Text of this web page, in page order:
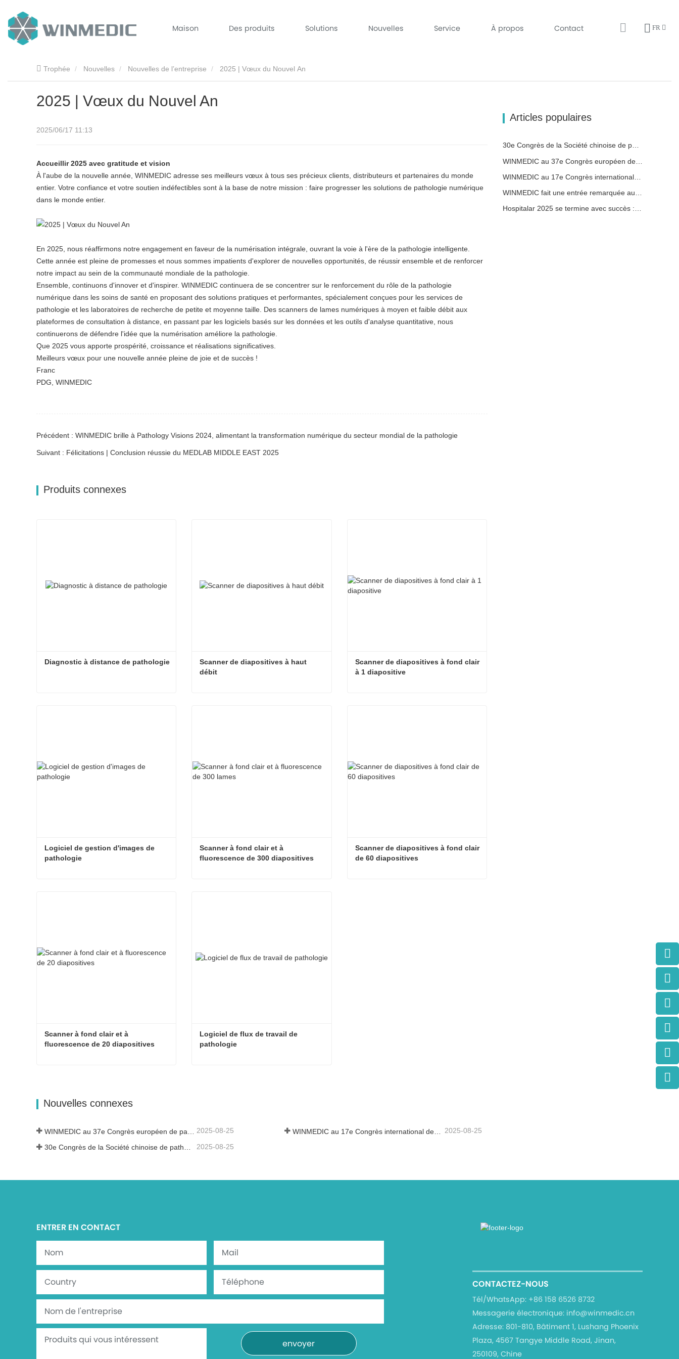
Maison Des produits Solutions Nouvelles Service À propos Contact FR
Trophée Nouvelles Nouvelles de l’entreprise 2025 | Vœux du Nouvel An
2025 | Vœux du Nouvel An
2025/06/17 11:13
Accueillir 2025 avec gratitude et vision
À l'aube de la nouvelle année, WINMEDIC adresse ses meilleurs vœux à tous ses précieux clients, distributeurs et partenaires du monde
entier. Votre confiance et votre soutien indéfectibles sont à la base de notre mission : faire progresser les solutions de pathologie numérique
dans le monde entier.
En 2025, nous réaffirmons notre engagement en faveur de la numérisation intégrale, ouvrant la voie à l'ère de la pathologie intelligente.
Cette année est pleine de promesses et nous sommes impatients d'explorer de nouvelles opportunités, de réussir ensemble et de renforcer
notre impact au sein de la communauté mondiale de la pathologie.
Ensemble, continuons d'innover et d'inspirer. WINMEDIC continuera de se concentrer sur le renforcement du rôle de la pathologie
numérique dans les soins de santé en proposant des solutions pratiques et performantes, spécialement conçues pour les services de
pathologie et les laboratoires de recherche de petite et moyenne taille. Des scanners de lames numériques à moyen et faible débit aux
plateformes de consultation à distance, en passant par les logiciels basés sur les données et les outils d'analyse quantitative, nous
continuerons de défendre l'idée que la numérisation améliore la pathologie.
Que 2025 vous apporte prospérité, croissance et réalisations significatives.
Meilleurs vœux pour une nouvelle année pleine de joie et de succès !
Franc
PDG, WINMEDIC
Précédent : WINMEDIC brille à Pathology Visions 2024, alimentant la transformation numérique du secteur mondial de la pathologie
Suivant : Félicitations | Conclusion réussie du MEDLAB MIDDLE EAST 2025
Produits connexes
Diagnostic à distance de pathologie
Scanner de diapositives à haut
débit
Scanner de diapositives à fond clair
à 1 diapositive
Logiciel de gestion d'images de
pathologie
Scanner à fond clair et à
fluorescence de 300 diapositives
Scanner de diapositives à fond clair
de 60 diapositives
Scanner à fond clair et à
fluorescence de 20 diapositives
Logiciel de flux de travail de
pathologie
Nouvelles connexes
2025-08-25 WINMEDIC au 17e Congrès international de toxicologie 2025-08-25
2025-08-25
Articles populaires
30e Congrès de la Société chinoise de pathologie et 14e réunion annuelle des pathologistes chinois
WINMEDIC au 37e Congrès européen de pathologie – Partager l'innovation avec le monde
WINMEDIC au 17e Congrès international de toxicologie
Hospitalar 2025 se termine avec succès : WINMEDIC met en avant l'innovation en pathologie
ENTRER EN CONTACT
envoyer
CONTACTEZ-NOUS
Tél/WhatsApp: +86 158 6526 8732
Messagerie électronique: info@winmedic.cn
Adresse: 801-810, Bâtiment 1, Lushang Phoenix
Plaza, 4567 Tangye Middle Road, Jinan,
250109, Chine